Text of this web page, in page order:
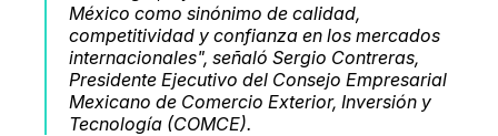
México como sinónimo de calidad,
competitividad y confianza en los mercados
internacionales", señaló Sergio Contreras,
Presidente Ejecutivo del Consejo Empresarial
Mexicano de Comercio Exterior, Inversión y
Tecnología (COMCE).